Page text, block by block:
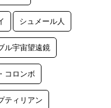
シュメール人
ル宇宙望遠鏡
コロンボ
ティリアン